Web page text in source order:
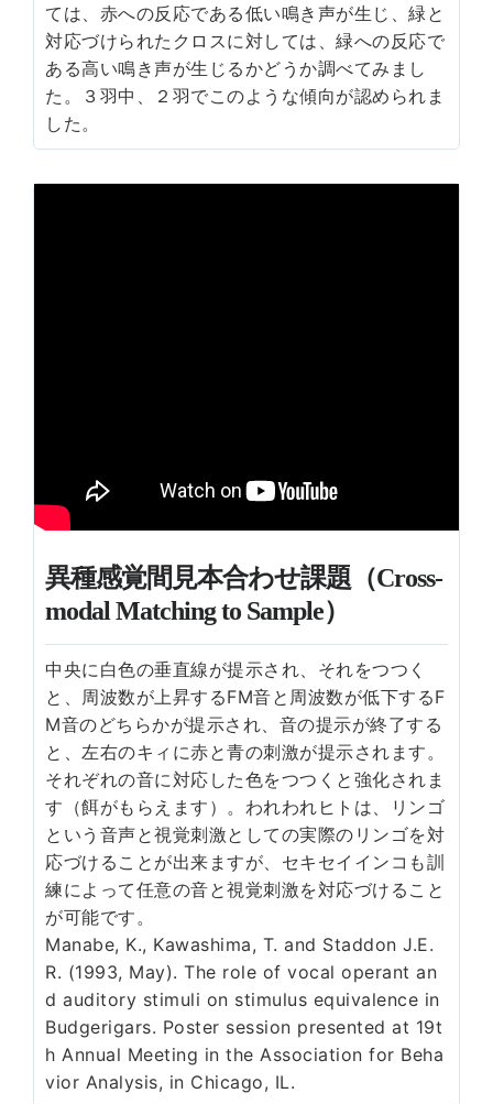
ては、赤への反応である低い鳴き声が生じ、緑と
対応づけられたクロスに対しては、緑への反応で
ある高い鳴き声が生じるかどうか調べてみまし
た。３羽中、２羽でこのような傾向が認められま
した。
異種感覚間見本合わせ課題（Cross-
modal Matching to Sample）
中央に白色の垂直線が提示され、それをつつく
と、周波数が上昇するFM音と周波数が低下するF
M音のどちらかが提示され、音の提示が終了する
と、左右のキィに赤と青の刺激が提示されます。
それぞれの音に対応した色をつつくと強化されま
す（餌がもらえます）。われわれヒトは、リンゴ
という音声と視覚刺激としての実際のリンゴを対
応づけることが出来ますが、セキセイインコも訓
練によって任意の音と視覚刺激を対応づけること
が可能です。
Manabe, K., Kawashima, T. and Staddon J.E.
R. (1993, May). The role of vocal operant an
d auditory stimuli on stimulus equivalence in
Budgerigars. Poster session presented at 19t
h Annual Meeting in the Association for Beha
vior Analysis, in Chicago, IL.